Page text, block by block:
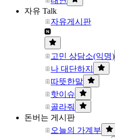
자유 Talk
자유게시판
고민 상담소(익명)
나 대단하지
따뜻한말
핫이슈
골라줘
돈버는 게시판
오늘의 가계부